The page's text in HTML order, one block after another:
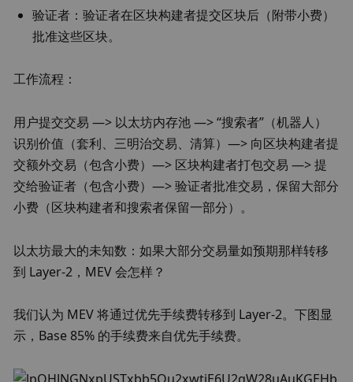
验证者：验证者在区块构建者提交区块后（附带小费）
批准这些区块。
工作流程：
用户提交交易 —> 以太坊内存池 —> “搜索者”（机器人）
识别价值（套利、三明治交易、清算）—> 向区块构建者提
交额外交易（包含小费）—> 区块构建者打包交易 —> 提
交给验证者（包含小费）—> 验证者批准交易，保留大部分
小费（区块构建者和搜索者保留一部分）。
以太坊最大的未知数：如果大部分交易量如预期那样转移
到 Layer-2，MEV 会怎样？
我们认为 MEV 将通过优先手续费转移到 Layer-2。下图显
示，Base 85% 的手续费来自优先手续费。